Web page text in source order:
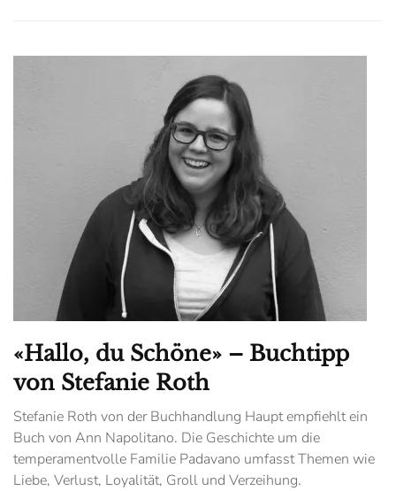
«Hallo, du Schöne» – Buchtipp
von Stefanie Roth
Stefanie Roth von der Buchhandlung Haupt empfiehlt ein
Buch von Ann Napolitano. Die Geschichte um die
temperamentvolle Familie Padavano umfasst Themen wie
Liebe, Verlust, Loyalität, Groll und Verzeihung.